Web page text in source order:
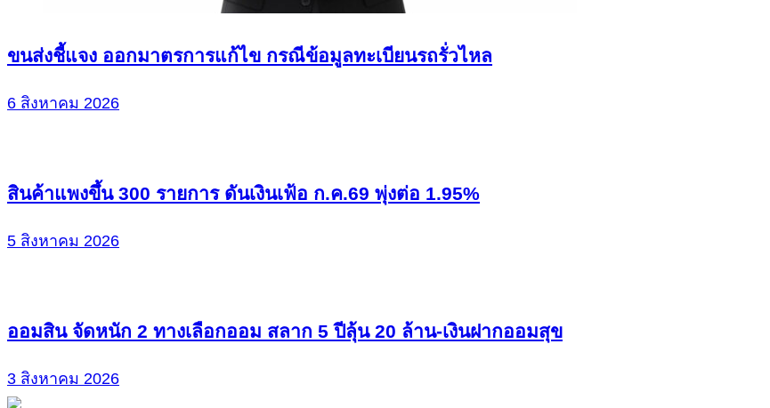
ขนส่งชี้แจง ออกมาตรการแก้ไข กรณีข้อมูลทะเบียนรถรั่วไหล
6 สิงหาคม 2026
สินค้าแพงขึ้น 300 รายการ ดันเงินเฟ้อ ก.ค.69 พุ่งต่อ 1.95%
5 สิงหาคม 2026
ออมสิน จัดหนัก 2 ทางเลือกออม สลาก 5 ปีลุ้น 20 ล้าน-เงินฝากออมสุข
3 สิงหาคม 2026